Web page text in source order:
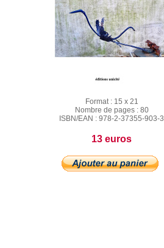
Format : 15 x 21
Nombre de pages : 80
ISBN/EAN : 978-2-37355-903-3
13 euros